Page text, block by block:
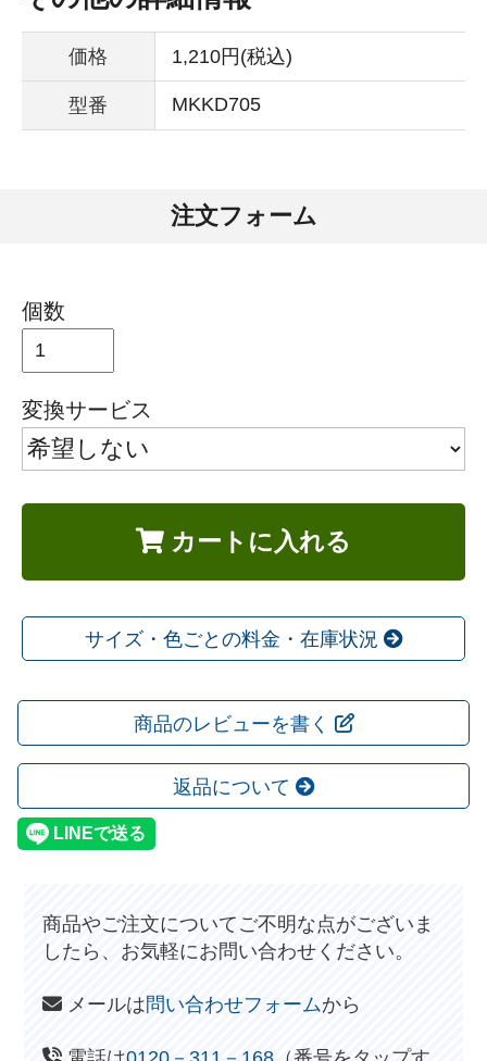
価格 1,210円(税込)
型番 MKKD705
注文フォーム
個数
変換サービス
カートに入れる
サイズ・色ごとの料金・在庫状況
商品のレビューを書く
返品について
商品やご注文についてご不明な点がございま
したら、お気軽にお問い合わせください。
メールは問い合わせフォームから